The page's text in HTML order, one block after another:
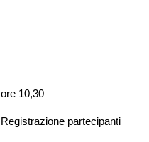
ore 10,30
Registrazione partecipanti